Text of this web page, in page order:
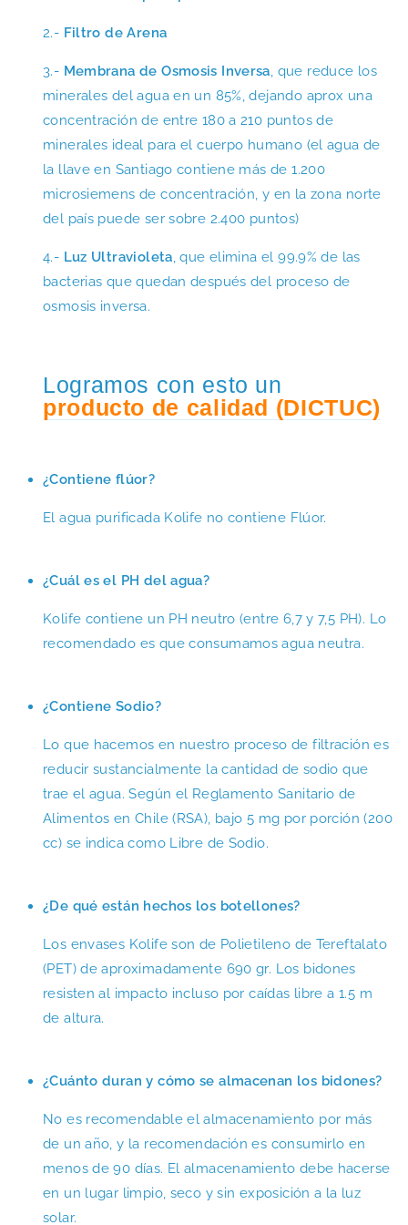
2.- Filtro de Arena
3.- Membrana de Osmosis Inversa, que reduce los
minerales del agua en un 85%, dejando aprox una
concentración de entre 180 a 210 puntos de
minerales ideal para el cuerpo humano (el agua de
la llave en Santiago contiene más de 1.200
microsiemens de concentración, y en la zona norte
del país puede ser sobre 2.400 puntos)
4.- Luz Ultravioleta, que elimina el 99.9% de las
bacterias que quedan después del proceso de
osmosis inversa.
Logramos con esto un
producto de calidad (DICTUC)
¿Contiene flúor?
El agua purificada Kolife no contiene Flúor.
¿Cuál es el PH del agua?
Kolife contiene un PH neutro (entre 6,7 y 7,5 PH). Lo
recomendado es que consumamos agua neutra.
¿Contiene Sodio?
Lo que hacemos en nuestro proceso de filtración es
reducir sustancialmente la cantidad de sodio que
trae el agua. Según el Reglamento Sanitario de
Alimentos en Chile (RSA), bajo 5 mg por porción (200
cc) se indica como Libre de Sodio.
¿De qué están hechos los botellones?
Los envases Kolife son de Polietileno de Tereftalato
(PET) de aproximadamente 690 gr. Los bidones
resisten al impacto incluso por caídas libre a 1.5 m
de altura.
¿Cuánto duran y cómo se almacenan los bidones?
No es recomendable el almacenamiento por más
de un año, y la recomendación es consumirlo en
menos de 90 días. El almacenamiento debe hacerse
en un lugar limpio, seco y sin exposición a la luz
solar.